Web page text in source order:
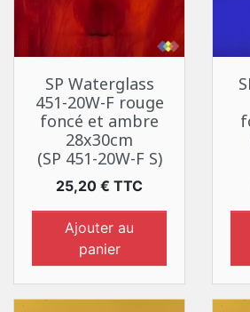
SP Waterglass
451-20W-F rouge
foncé et ambre
28x30cm
(SP 451-20W-F S)
Prix
25,20 € TTC
Ajouter au
panier